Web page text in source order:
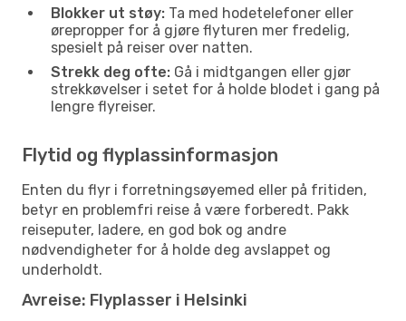
Blokker ut støy: Ta med hodetelefoner eller
ørepropper for å gjøre flyturen mer fredelig,
spesielt på reiser over natten.
Strekk deg ofte: Gå i midtgangen eller gjør
strekkøvelser i setet for å holde blodet i gang på
lengre flyreiser.
Flytid og flyplassinformasjon
Enten du flyr i forretningsøyemed eller på fritiden,
betyr en problemfri reise å være forberedt. Pakk
reiseputer, ladere, en god bok og andre
nødvendigheter for å holde deg avslappet og
underholdt.
Avreise: Flyplasser i Helsinki